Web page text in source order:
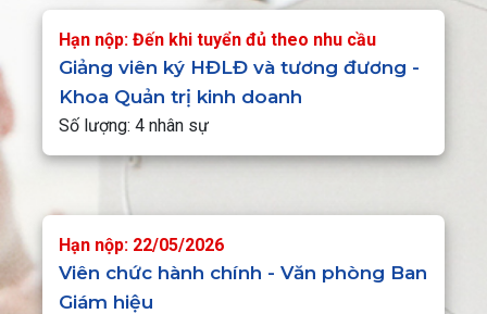
Hạn nộp: Đến khi tuyển đủ theo nhu cầu
Giảng viên ký HĐLĐ và tương đương -
Khoa Quản trị kinh doanh
Số lượng: 4 nhân sự
Hạn nộp: 22/05/2026
Viên chức hành chính - Văn phòng Ban
Giám hiệu